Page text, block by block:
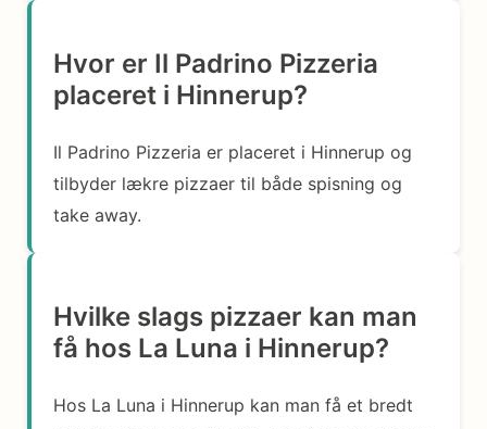
Hvor er Il Padrino Pizzeria
placeret i Hinnerup?
Il Padrino Pizzeria er placeret i Hinnerup og
tilbyder lækre pizzaer til både spisning og
take away.
Hvilke slags pizzaer kan man
få hos La Luna i Hinnerup?
Hos La Luna i Hinnerup kan man få et bredt